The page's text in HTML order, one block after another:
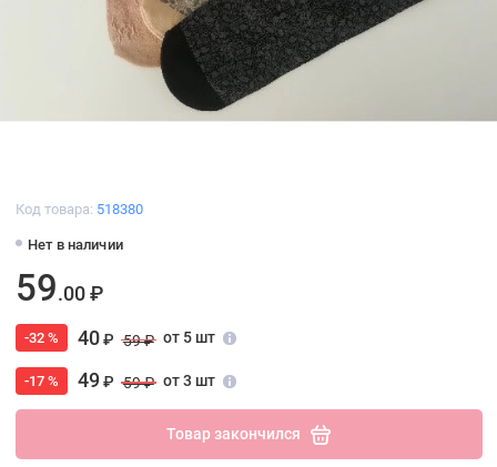
Код товара: 518380
Нет в наличии
59.00 ₽
-32 % 40₽ 59 ₽ от 5 шт
-17 % 49₽ 59 ₽ от 3 шт
Товар закончился